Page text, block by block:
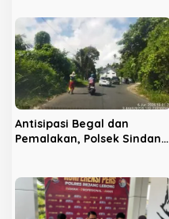
Ayah
Antisipasi Begal dan
Pemalakan, Polsek Sindang
Lubuklinggau